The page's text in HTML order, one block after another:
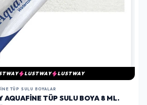
LUSTWAY LUSTWAY
TÜP SULU BOYALAR
AQUAFINE TÜP SULU BOYA 8 ML.